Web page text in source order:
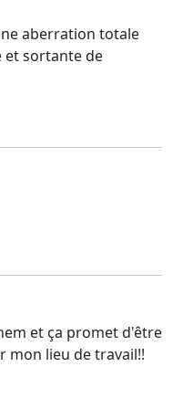
aberration totale
et sortante de
et ça promet d'être
mon lieu de travail!!